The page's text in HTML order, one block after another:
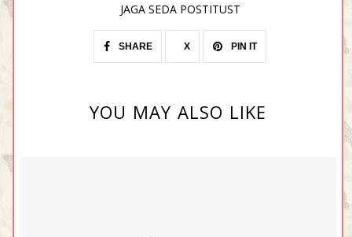
JAGA SEDA POSTITUST
SHARE X PIN IT
YOU MAY ALSO LIKE